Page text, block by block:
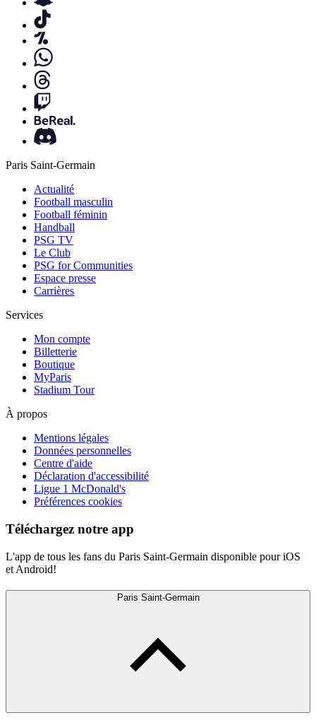
Paris Saint-Germain
Actualité
Football masculin
Football féminin
Handball
PSG TV
Le Club
PSG for Communities
Espace presse
Carrières
Services
Mon compte
Billetterie
Boutique
MyParis
Stadium Tour
À propos
Mentions légales
Données personnelles
Centre d'aide
Déclaration d'accessibilité
Ligue 1 McDonald's
Préférences cookies
Téléchargez notre app
L'app de tous les fans du Paris Saint-Germain disponible pour iOS
et Android!
Paris Saint-Germain